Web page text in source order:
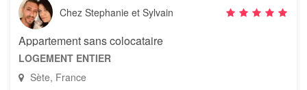
Chez Stephanie et Sylvain
Appartement sans colocataire
LOGEMENT ENTIER
Sète, France